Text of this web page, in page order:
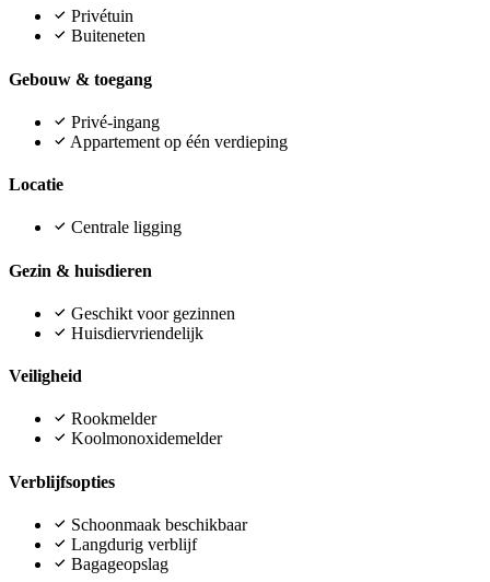
Privétuin
Buiteneten
Gebouw & toegang
Privé-ingang
Appartement op één verdieping
Locatie
Centrale ligging
Gezin & huisdieren
Geschikt voor gezinnen
Huisdiervriendelijk
Veiligheid
Rookmelder
Koolmonoxidemelder
Verblijfsopties
Schoonmaak beschikbaar
Langdurig verblijf
Bagageopslag